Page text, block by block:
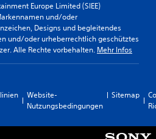
Europe Limited (SIEE)
und/oder
Designs und begleitendes
und/oder urheberrechtlich geschütztes
Alle Rechte vorbehalten. Mehr Infos
Website-
Nutzungsbedingungen
Sitemap